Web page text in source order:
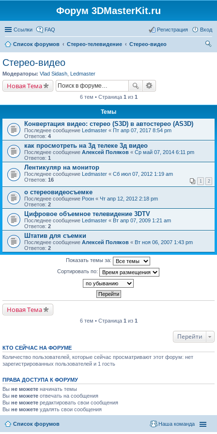
Форум 3DMasterKit.ru
Ссылки FAQ Вход
Регистрация
Список форумов Стерео-телевидение
Стерео-видео
Стерео-видео
Модераторы: Vlad Sidash Ledmaster
Новая Тема
6 тем • Страница 1 из 1
Темы
Конвертация видео: стерео (S3D) в автостерео (AS3D)
Последнее сообщение Ledmaster « Пт апр 07, 2017 8:54 pm
Ответов: 4
как просмотреть на 3д телеке 3д видео
Последнее сообщение Алексей Поляков « Ср май 07, 2014 6:11 pm
Ответов: 1
Лентикуляр на монитор
Последнее сообщение Ledmaster « Сб июл 07, 2012 1:19 am
Ответов: 16 1 2
о стереовидеосъемке
Последнее сообщение Pоон « Чт апр 12, 2012 2:18 pm
Ответов: 2
Цифровое объемное телевидение 3DTV
Последнее сообщение Ledmaster « Вт апр 07, 2009 1:21 am
Ответов: 2
Штатив для съемки
Последнее сообщение Алексей Поляков « Вт ноя 06, 2007 1:43 pm
Ответов: 2
Показать темы за:
Сортировать по:
Новая Тема
6 тем • Страница 1 из 1
Перейти
КТО СЕЙЧАС НА ФОРУМЕ
Количество пользователей, которые сейчас просматривают этот форум: нет
зарегистрированных пользователей и 1 гость
ПРАВА ДОСТУПА К ФОРУМУ
Вы не можете начинать темы
Вы не можете отвечать на сообщения
Вы не можете редактировать свои сообщения
Вы не можете удалять свои сообщения
Список форумов Наша команда